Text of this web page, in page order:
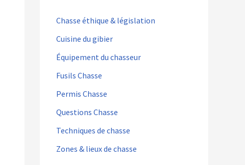
Chasse éthique & législation
Cuisine du gibier
Équipement du chasseur
Fusils Chasse
Permis Chasse
Questions Chasse
Techniques de chasse
Zones & lieux de chasse